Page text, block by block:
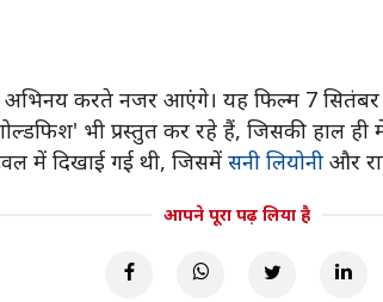
करते नजर आएंगे। यह फिल्म 7 सितंबर
भी प्रस्तुत कर रहे हैं, जिसकी हाल ही में
में दिखाई गई थी, जिसमें सनी लियोनी और
आपने पूरा पढ़ लिया है